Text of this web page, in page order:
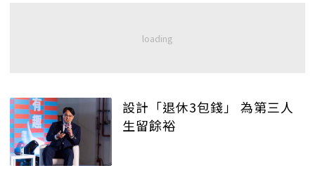
設計「退休3包錢」 為第三人
生留餘裕